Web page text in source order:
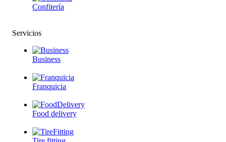
Confitería
Servicios
Business
Franquicia
Food delivery